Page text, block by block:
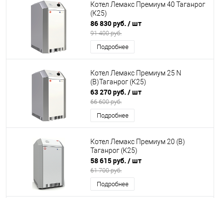
Котел Лемакс Премиум 40 Таганрог
(К25)
86 830 руб. / шт
91 400 руб.
Подробнее
Котел Лемакс Премиум 25 N
(В)Таганрог (К25)
63 270 руб. / шт
66 600 руб.
Подробнее
Котел Лемакс Премиум 20 (В)
Таганрог (К25)
58 615 руб. / шт
61 700 руб.
Подробнее